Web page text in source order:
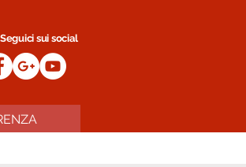
Seguici sui social